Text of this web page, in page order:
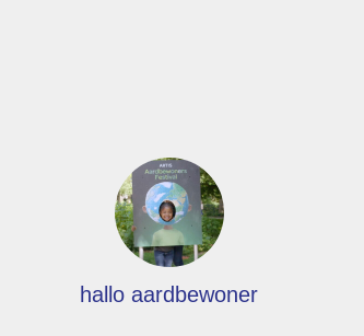
hallo aardbewoner